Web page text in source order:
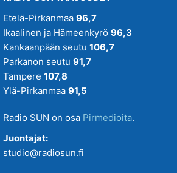
Etelä-Pirkanmaa 96,7
Ikaalinen ja Hämeenkyrö 96,3
Kankaanpään seutu 106,7
Parkanon seutu 91,7
Tampere 107,8
Ylä-Pirkanmaa 91,5
Radio SUN on osa Pirmedioita.
Juontajat:
studio@radiosun.fi